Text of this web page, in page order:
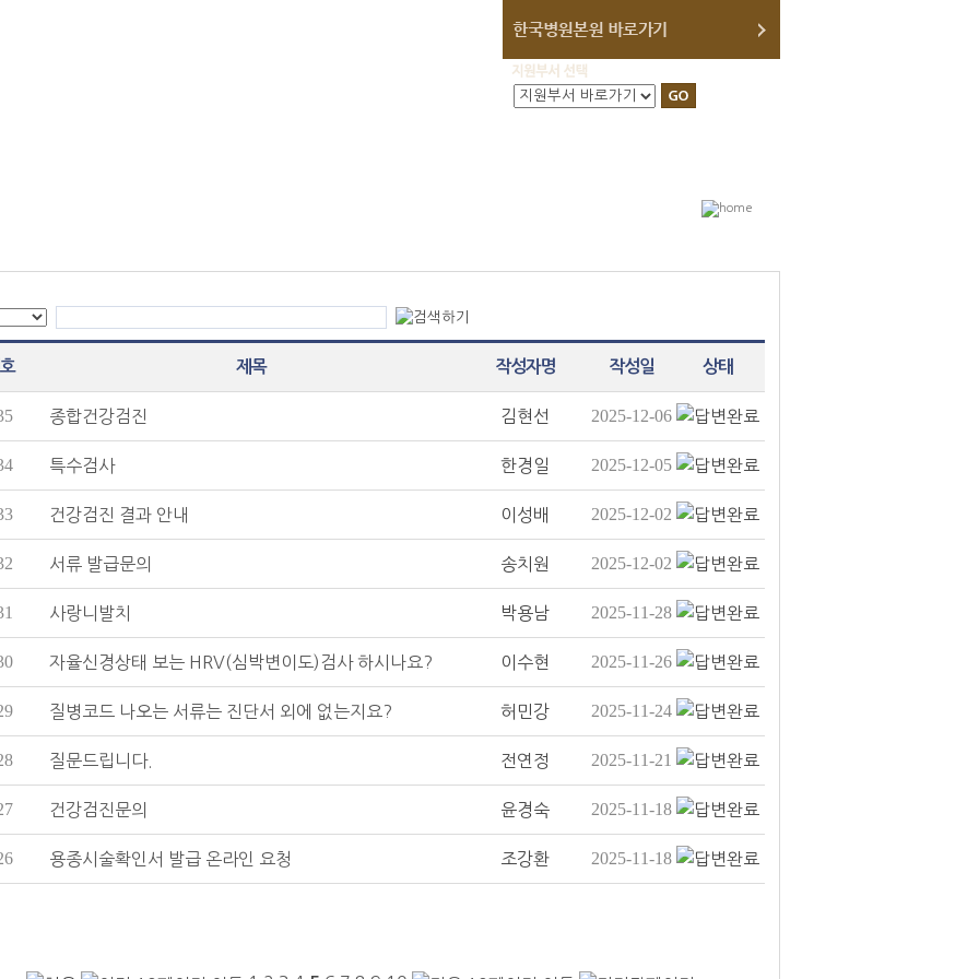
제목 작성자명 작성일 상태
종합건강검진 김현선 2025-12-06
특수검사 한경일 2025-12-05
건강검진 결과 안내 이성배 2025-12-02
서류 발급문의 송치원 2025-12-02
사랑니발치 박용남 2025-11-28
자율신경상태 보는 HRV(심박변이도)검사 하시나요? 이수현 2025-11-26
질병코드 나오는 서류는 진단서 외에 없는지요? 허민강 2025-11-24
질문드립니다. 전연정 2025-11-21
건강검진문의 윤경숙 2025-11-18
용종시술확인서 발급 온라인 요청 조강환 2025-11-18